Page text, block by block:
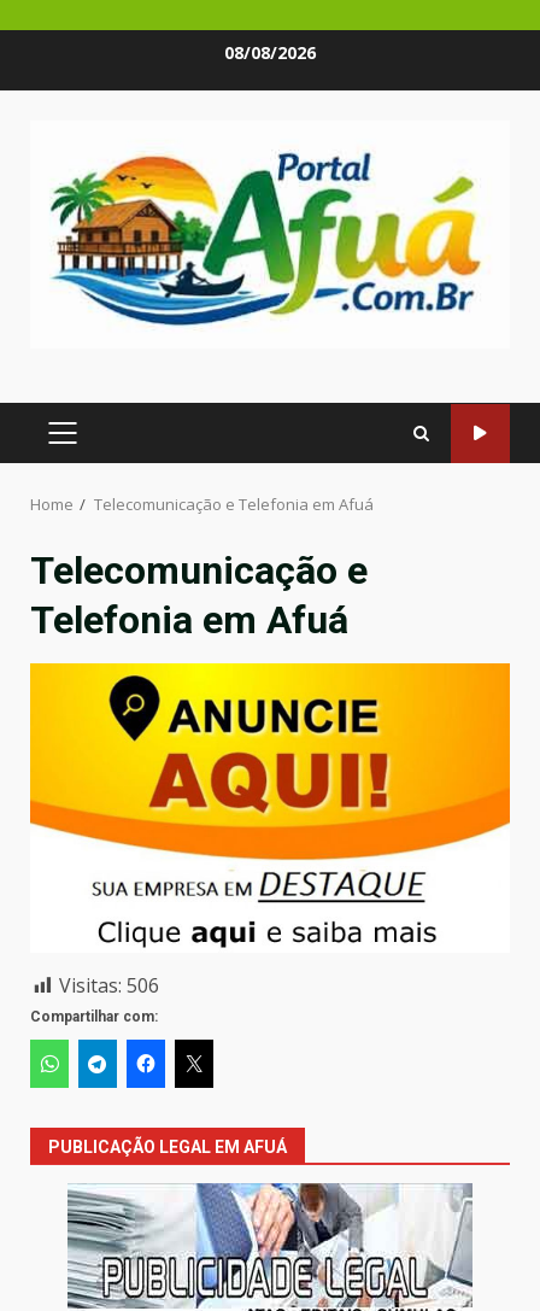
08/08/2026
PRIMARY
Home Telecomunicação e Telefonia em Afuá
Telecomunicação e
Telefonia em Afuá
Visitas: 506
Compartilhar com:
PUBLICAÇÃO LEGAL EM AFUÁ